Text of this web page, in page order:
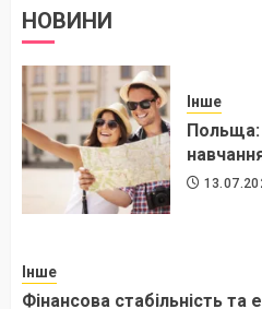
НОВИНИ
Інше
Польща:
Інше
Фінансова стабільність та